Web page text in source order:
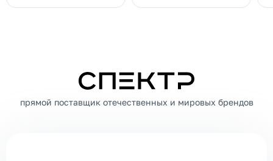
СПЕКТР
прямой поставщик отечественных и мировых брендов